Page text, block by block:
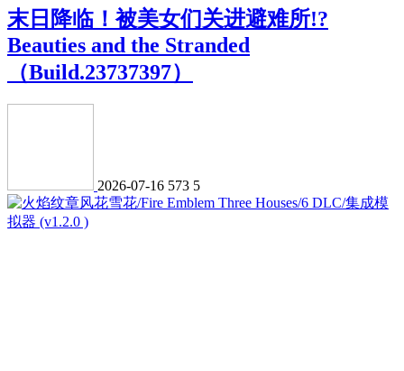
末日降临！被美女们关进避难所!?
Beauties and the Stranded
（Build.23737397）
2026-07-16 573 5